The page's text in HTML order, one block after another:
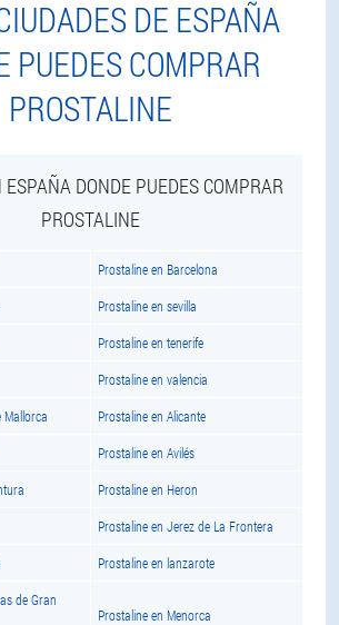
DE ESPAÑA
PUEDES COMPRAR
PROSTALINE
ESPAÑA DONDE PUEDES COMPRAR
PROSTALINE
Prostaline en Barcelona
Prostaline en sevilla
Prostaline en tenerife
Prostaline en valencia
Mallorca Prostaline en Alicante
Prostaline en Avilés
Prostaline en Heron
Prostaline en Jerez de La Frontera
Prostaline en lanzarote
de Gran
Prostaline en Menorca